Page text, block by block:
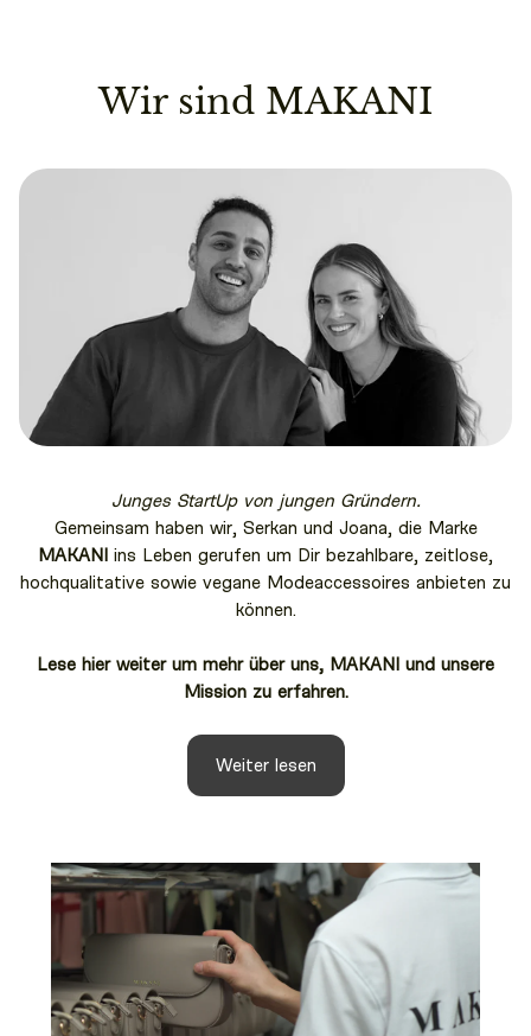
Wir sind MAKANI
Junges StartUp von jungen Gründern.
Gemeinsam haben wir, Serkan und Joana, die Marke
MAKANI
ins Leben gerufen um Dir bezahlbare, zeitlose,
hochqualitative sowie vegane Modeaccessoires anbieten zu
können.
Lese hier weiter um mehr über uns, MAKANI und unsere
Mission zu erfahren.
Weiter lesen